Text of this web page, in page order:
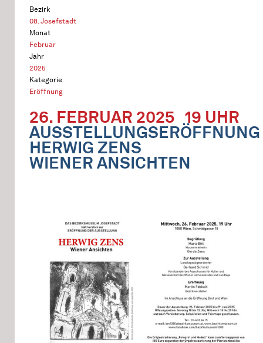
Bezirk
08. Josefstadt
Monat
Februar
Jahr
2025
Kategorie
Eröffnung
26. FEBRUAR 2025 19 UHR
AUSSTELLUNGSERÖFFNUNG
HERWIG ZENS
WIENER ANSICHTEN